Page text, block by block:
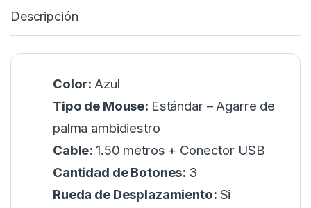
Descripción
Color:Azul
Tipo de Mouse: Estándar – Agarre de
palma ambidiestro
Cable:1.50 metros + Conector USB
Cantidad de Botones: 3
Rueda de Desplazamiento: Si